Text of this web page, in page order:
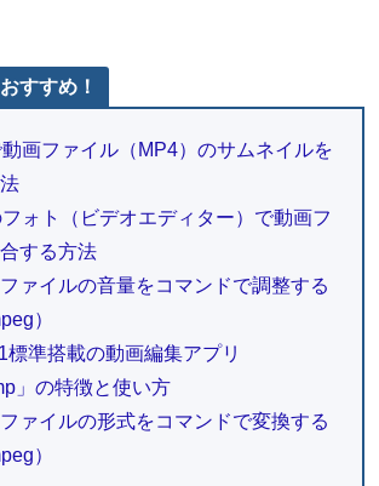
すすめ！
画ファイル（MP4）のサムネイルを
ォト（ビデオエディター）で動画フ
する方法
ァイルの音量をコマンドで調整する
）
標準搭載の動画編集アプリ
」の特徴と使い方
ァイルの形式をコマンドで変換する
）